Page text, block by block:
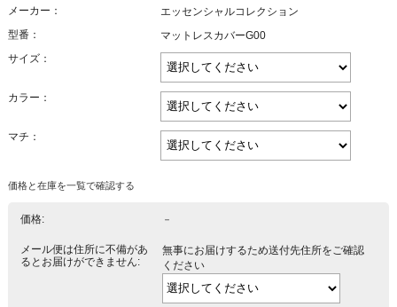
メーカー：
エッセンシャルコレクション
型番：
マットレスカバーG00
サイズ：
カラー：
マチ：
価格と在庫を一覧で確認する
価格: －
メール便は住所に不備があ
るとお届けができません:
無事にお届けするため送付先住所をご確認
ください